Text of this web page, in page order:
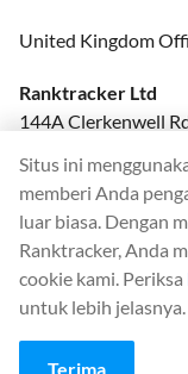
United Kingdom
Ranktracker Ltd
144A Clerkenwell
Company No:
2015 -2026
Situs ini
memberi Anda
luar biasa. Dengan
Ranktracker, Anda
cookie kami. Periksa
untuk lebih jelasnya.
Terima